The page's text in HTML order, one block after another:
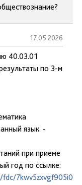
17.05.2026
40.03.01
по 3-м
язык. -
при приеме
год по ссылке: